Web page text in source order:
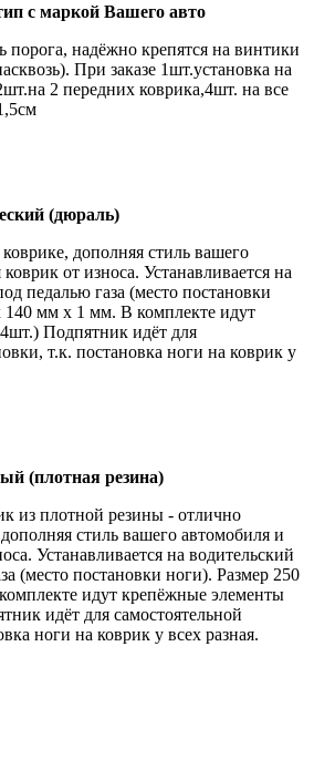
с маркой Вашего авто
порога, надёжно крепятся на винтики
При заказе 1шт.установка на
2 передних коврика,4шт. на все
(дюраль)
дополняя стиль вашего
от износа. Устанавливается на
педалью газа (место постановки
140 мм x 1 мм. В комплекте идут
Подпятник идёт для
т.к. постановка ноги на коврик у
(плотная резина)
из плотной резины - отлично
стиль вашего автомобиля и
Устанавливается на водительский
(место постановки ноги). Размер 250
идут крепёжные элементы
идёт для самостоятельной
ноги на коврик у всех разная.